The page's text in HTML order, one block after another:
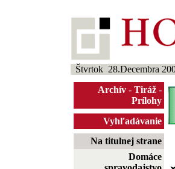
Štvrtok 28.Decembra
Archív - Tiráž -
Prílohy
Vyhľadávanie
Na titulnej strane
Domáce